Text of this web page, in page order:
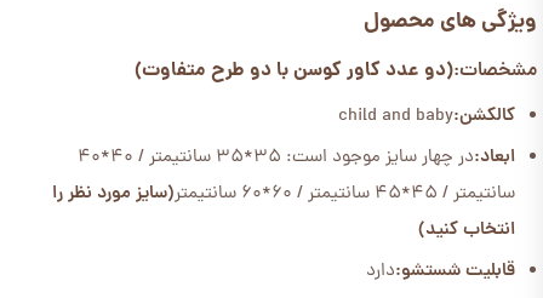
ویژگی های محصول
مشخصات:(دو عدد کاور کوسن با دو طرح متفاوت)
کالکشن:child and baby
ابعاد:
در چهار سایز موجود است: 35*35 سانتیمتر / 40*40
سانتیمتر / 45*45 سانتیمتر / 60*60 سانتیمتر
(سایز مورد نظر را
انتخاب کنید)
قابلیت شستشو:دارد